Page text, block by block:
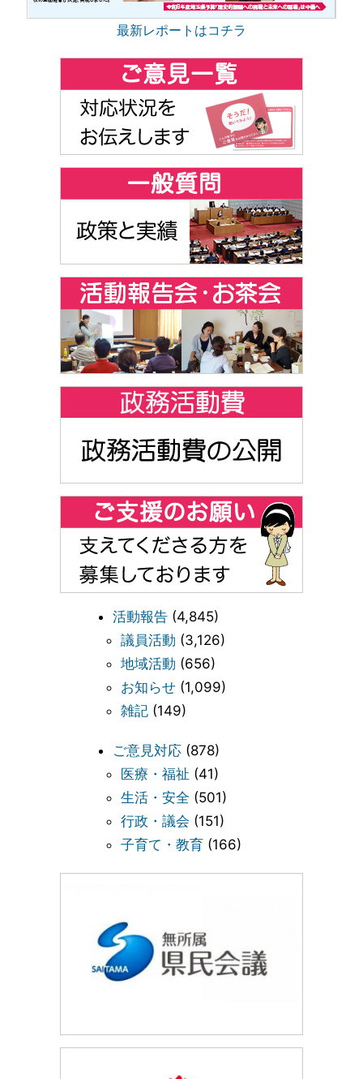
最新レポートはコチラ
活動報告 (4,845)
議員活動 (3,126)
地域活動 (656)
お知らせ (1,099)
雑記 (149)
ご意見対応 (878)
医療・福祉 (41)
生活・安全 (501)
行政・議会 (151)
子育て・教育 (166)